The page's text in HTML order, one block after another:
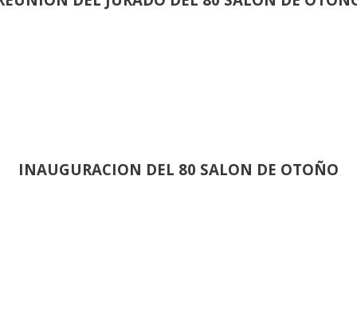
INAUGURACION DEL 80 SALON DE OTOÑO